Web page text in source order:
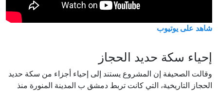
شاهد على يوتيوب
إحياء سكة حديد الحجاز
وقالت الصحيفة إن المشروع يستند إلى إحياء أجزاء من سكة حديد
الحجاز التاريخية، التي كانت تربط دمشق ب المدينة المنورة منذ